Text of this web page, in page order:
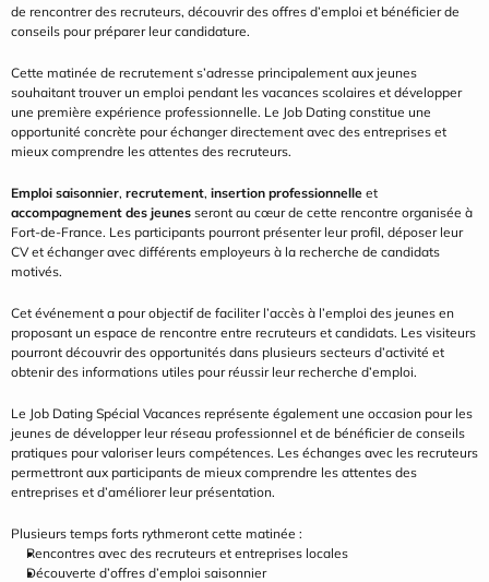
de rencontrer des recruteurs, découvrir des offres d’emploi et bénéficier de
conseils pour préparer leur candidature.
Cette matinée de recrutement s’adresse principalement aux jeunes
souhaitant trouver un emploi pendant les vacances scolaires et développer
une première expérience professionnelle. Le Job Dating constitue une
opportunité concrète pour échanger directement avec des entreprises et
mieux comprendre les attentes des recruteurs.
Emploi saisonnier, recrutement, insertion professionnelle
accompagnement des jeunes seront au cœur de cette rencontre organisée à
Fort-de-France. Les participants pourront présenter leur profil, déposer leur
CV et échanger avec différents employeurs à la recherche de candidats
motivés.
Cet événement a pour objectif de faciliter l’accès à l’emploi des jeunes en
proposant un espace de rencontre entre recruteurs et candidats. Les visiteurs
pourront découvrir des opportunités dans plusieurs secteurs d’activité et
obtenir des informations utiles pour réussir leur recherche d’emploi.
Le Job Dating Spécial Vacances représente également une occasion pour les
jeunes de développer leur réseau professionnel et de bénéficier de conseils
pratiques pour valoriser leurs compétences. Les échanges avec les recruteurs
permettront aux participants de mieux comprendre les attentes des
entreprises et d’améliorer leur présentation.
Plusieurs temps forts rythmeront cette matinée :
Rencontres avec des recruteurs et entreprises locales
Découverte d’offres d’emploi saisonnier